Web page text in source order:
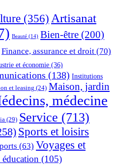
(356) Artisanat
Beauté (14) Bien-être (200)
Finance, assurance et droit (70)
et économie (36)
(138) Institutions
et leasing (24) Maison, jardin
médecine
(29) Service (713)
Sports et loisirs
(63) Voyages et
(105)